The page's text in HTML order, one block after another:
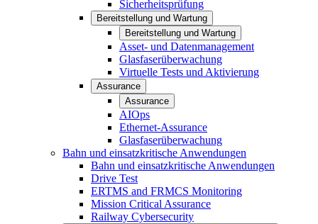
Sicherheitsprüfung
Bereitstellung und Wartung
Bereitstellung und Wartung
Asset- und Datenmanagement
Glasfaserüberwachung
Virtuelle Tests und Aktivierung
Assurance
Assurance
AIOps
Ethernet-Assurance
Glasfaserüberwachung
Bahn und einsatzkritische Anwendungen
Bahn und einsatzkritische Anwendungen
Drive Test
ERTMS and FRMCS Monitoring
Mission Critical Assurance
Railway Cybersecurity